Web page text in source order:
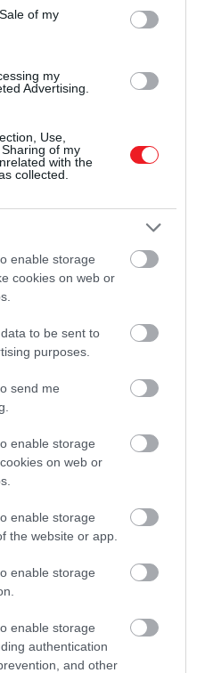
of my
my
Advertising.
Use,
of my
with the
collected.
enable storage
cookies on web or
to be sent to
purposes.
send me
enable storage
on web or
enable storage
the website or app.
enable storage
enable storage
authentication
and other
rengeteg
meg a tudósok,
a világegyetem
És ha tágul, eléri-e
Egy fizikus-
érthetően
hogyan
univerzumot
és Gyémánt világát!